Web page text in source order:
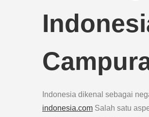
Indonesia dikenal sebagai
indonesia.com Salah satu